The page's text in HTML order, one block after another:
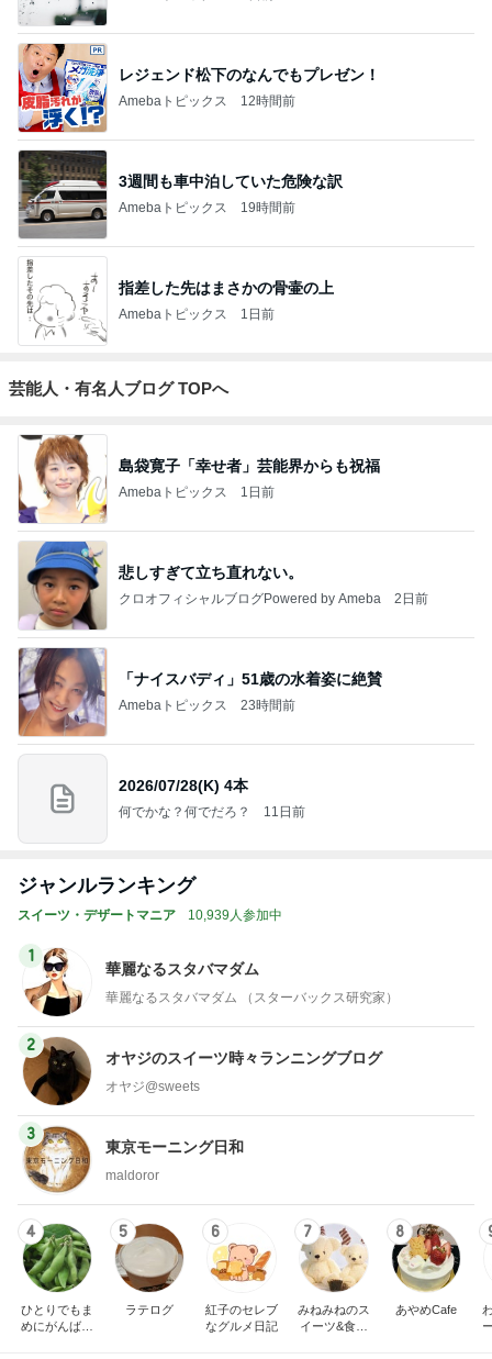
レジェンド松下のなんでもプレゼン！
Amebaトピックス 12時間前
3週間も車中泊していた危険な訳
Amebaトピックス 19時間前
指差した先はまさかの骨壷の上
Amebaトピックス 1日前
芸能人・有名人ブログ TOPへ
島袋寛子「幸せ者」芸能界からも祝福
Amebaトピックス 1日前
悲しすぎて立ち直れない。
クロオフィシャルブログPowered by Ameba 2日前
「ナイスバディ」51歳の水着姿に絶賛
Amebaトピックス 23時間前
2026/07/28(K) 4本
何でかな？何でだろ？ 11日前
ジャンルランキング
スイーツ・デザートマニア 10,939人参加中
1
華麗なるスタバマダム
華麗なるスタバマダム （スターバックス研究家）
2
オヤジのスイーツ時々ランニングブログ
オヤジ@sweets
3
東京モーニング日和
maldoror
4
ひとりでもま
めにがんばる
5
ラテログ
6
紅子のセレブ
なグルメ日記
7
みねみねのス
イーツ&食パ
8
あやめCafe